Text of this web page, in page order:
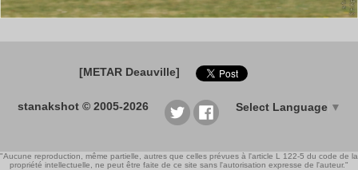
[METAR Deauville]
stanakshot © 2005-2026 Select Language ▼
"Aucune reproduction, même partielle, autres que celles prévues à l'article L 122-5 du code de la
propriété intellectuelle, ne peut être faite de ce site sans l'autorisation expresse de l'auteur."